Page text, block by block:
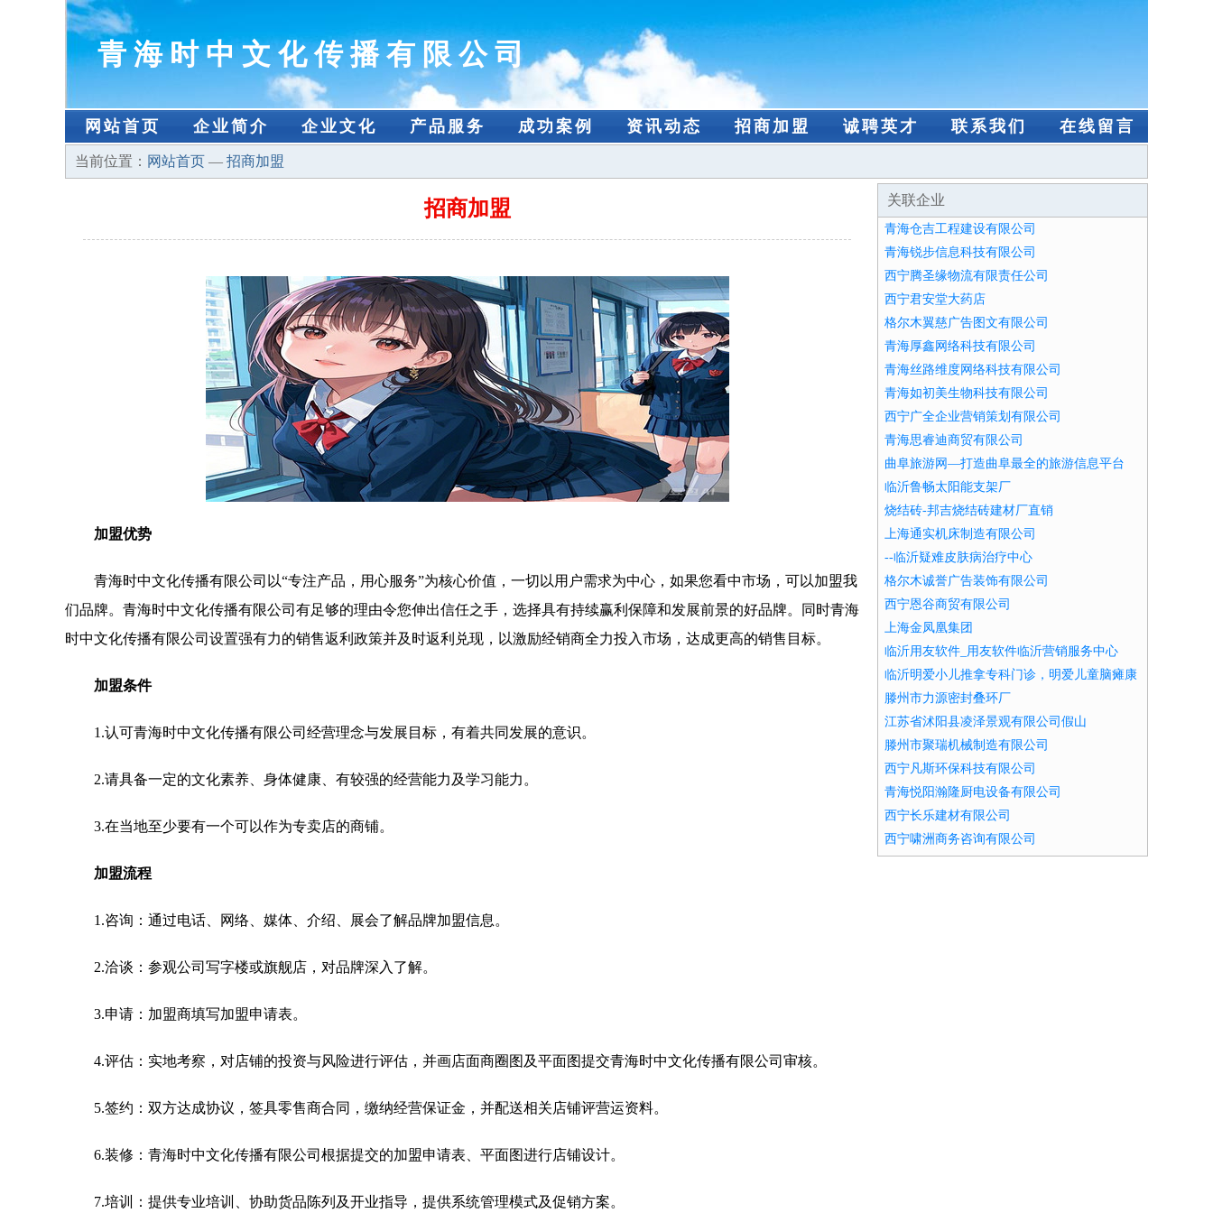
青海时中文化传播有限公司
网站首页 企业简介 企业文化 产品服务 成功案例 资讯动态 招商加盟 诚聘英才 联系我们 在线留言
当前位置： 网站首页 — 招商加盟
招商加盟
加盟优势
青海时中文化传播有限公司以“专注产品，用心服务”为核心价值，一切以用户需求为中心，如果您看中市场，可以加盟我
们品牌。青海时中文化传播有限公司有足够的理由令您伸出信任之手，选择具有持续赢利保障和发展前景的好品牌。同时青海
时中文化传播有限公司设置强有力的销售返利政策并及时返利兑现，以激励经销商全力投入市场，达成更高的销售目标。
加盟条件
1.认可青海时中文化传播有限公司经营理念与发展目标，有着共同发展的意识。
2.请具备一定的文化素养、身体健康、有较强的经营能力及学习能力。
3.在当地至少要有一个可以作为专卖店的商铺。
加盟流程
1.咨询：通过电话、网络、媒体、介绍、展会了解品牌加盟信息。
2.洽谈：参观公司写字楼或旗舰店，对品牌深入了解。
3.申请：加盟商填写加盟申请表。
4.评估：实地考察，对店铺的投资与风险进行评估，并画店面商圈图及平面图提交青海时中文化传播有限公司审核。
5.签约：双方达成协议，签具零售商合同，缴纳经营保证金，并配送相关店铺评营运资料。
6.装修：青海时中文化传播有限公司根据提交的加盟申请表、平面图进行店铺设计。
7.培训：提供专业培训、协助货品陈列及开业指导，提供系统管理模式及促销方案。
关联企业
青海仓吉工程建设有限公司
青海锐步信息科技有限公司
西宁腾圣缘物流有限责任公司
西宁君安堂大药店
格尔木翼慈广告图文有限公司
青海厚鑫网络科技有限公司
青海丝路维度网络科技有限公司
青海如初美生物科技有限公司
西宁广全企业营销策划有限公司
青海思睿迪商贸有限公司
曲阜旅游网―打造曲阜最全的旅游信息平台
临沂鲁畅太阳能支架厂
烧结砖-邦吉烧结砖建材厂直销
上海通实机床制造有限公司
--临沂疑难皮肤病治疗中心
格尔木诚誉广告装饰有限公司
西宁恩谷商贸有限公司
上海金凤凰集团
临沂用友软件_用友软件临沂营销服务中心
临沂明爱小儿推拿专科门诊，明爱儿童脑瘫康
复中心
滕州市力源密封叠环厂
江苏省沭阳县凌泽景观有限公司假山
滕州市聚瑞机械制造有限公司
西宁凡斯环保科技有限公司
青海悦阳瀚隆厨电设备有限公司
西宁长乐建材有限公司
西宁啸洲商务咨询有限公司